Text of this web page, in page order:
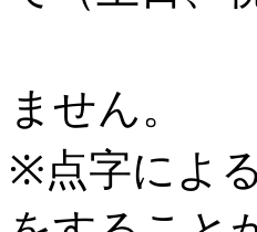
なお、
ません。
※点字によ